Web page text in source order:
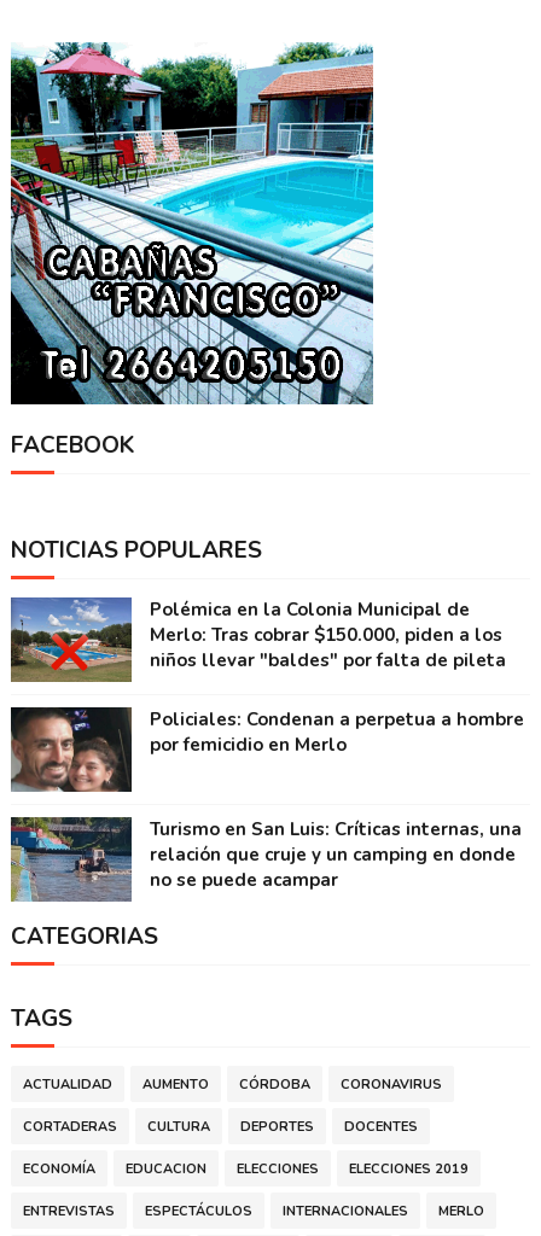
FACEBOOK
NOTICIAS POPULARES
Polémica en la Colonia Municipal de
Merlo: Tras cobrar $150.000, piden a los
niños llevar "baldes" por falta de pileta
Policiales: Condenan a perpetua a hombre
por femicidio en Merlo
Turismo en San Luis: Críticas internas, una
relación que cruje y un camping en donde
no se puede acampar
CATEGORIAS
TAGS
ACTUALIDAD AUMENTO CÓRDOBA CORONAVIRUS
CORTADERAS CULTURA DEPORTES DOCENTES
ECONOMÍA EDUCACION ELECCIONES ELECCIONES 2019
ENTREVISTAS ESPECTÁCULOS INTERNACIONALES MERLO